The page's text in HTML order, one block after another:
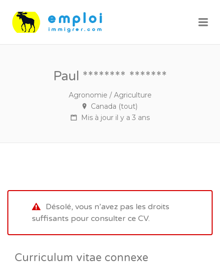
Paul ******** *******
Agronomie / Agriculture
Canada (tout)
Mis à jour il y a 3 ans
Désolé, vous n’avez pas les droits
suffisants pour consulter ce CV.
Curriculum vitae connexe